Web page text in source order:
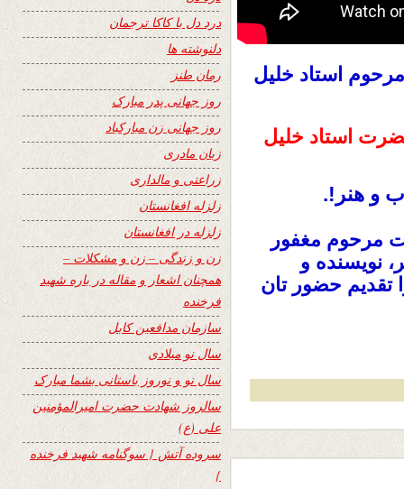
استاد خلیل
استاد خلیل
و هنر .!
مرحوم مغفور
نویسنده و
تقدیم حضور تان
درد دل با کاکا ترجمان
دلنوشته ها
رمان طنز
روز جهانی پدر مبارک
روز جهانی زن مبارکباد
زبان مادری
زراعتی و مالداری
زلزله افغانستان
زلزله در افغانستان
زن و زندگی – زن و مشکلات –
همچنان اشعار و مقاله در باره شهید
فرخنده
سازمان مدافعین کابل
سال نو میلادی
سال نو و نوروز باستانی بشما مبارک
سالروز شهادت حضرت امیرالمؤمنین
علی (ع)
سروده آتش { سوگنامه شهید فرخنده
}